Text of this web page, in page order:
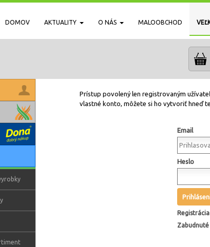
DOMOV AKTUALITY O NÁS MALOOBCHOD
Prístup povolený len registrovaným
vlastné konto, môžete si ho vytvoriť hneď
Email
Heslo
Registrácia
Zabudnuté